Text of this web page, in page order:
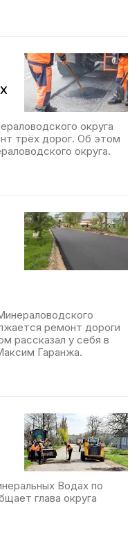
округа
трёх дорог. Об этом
округа.
ремонт дороги
рассказал у себя в
Гаранжа.
Водах по
глава округа